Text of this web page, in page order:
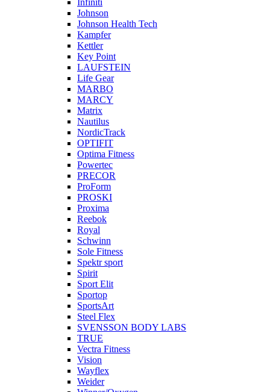
Infiniti
Johnson
Johnson Health Tech
Kampfer
Kettler
Key Point
LAUFSTEIN
Life Gear
MARBO
MARCY
Matrix
Nautilus
NordicTrack
OPTIFIT
Optima Fitness
Powertec
PRECOR
ProForm
PROSKI
Proxima
Reebok
Royal
Schwinn
Sole Fitness
Spektr sport
Spirit
Sport Elit
Sportop
SportsArt
Steel Flex
SVENSSON BODY LABS
TRUE
Vectra Fitness
Vision
Wayflex
Weider